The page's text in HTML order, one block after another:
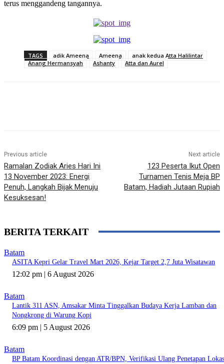
terus menggandeng tangannya.
TAGS adik Ameena Ameena
anak kedua Atta Halilintar
Anang Hermansyah
Ashanty Atta dan Aurel
Previous article
Ramalan Zodiak Aries Hari Ini
13 November 2023: Energi
Penuh, Langkah Bijak Menuju
Kesuksesan!
Next article
123 Peserta Ikut Open
Turnamen Tenis Meja BP
Batam, Hadiah Jutaan Rupiah
BERITA TERKAIT
Batam
ASITA Kepri Gelar Travel Mart 2026, Kejar Target 2,7 Juta Wisatawan
12:02 pm | 6 August 2026
Batam
Lantik 311 ASN, Amsakar Minta Tinggalkan Budaya Kerja Lamban dan
Nongkrong di Warung Kopi
6:09 pm | 5 August 2026
Batam
BP Batam Koordinasi dengan ATR/BPN, Verifikasi Ulang Penetapan